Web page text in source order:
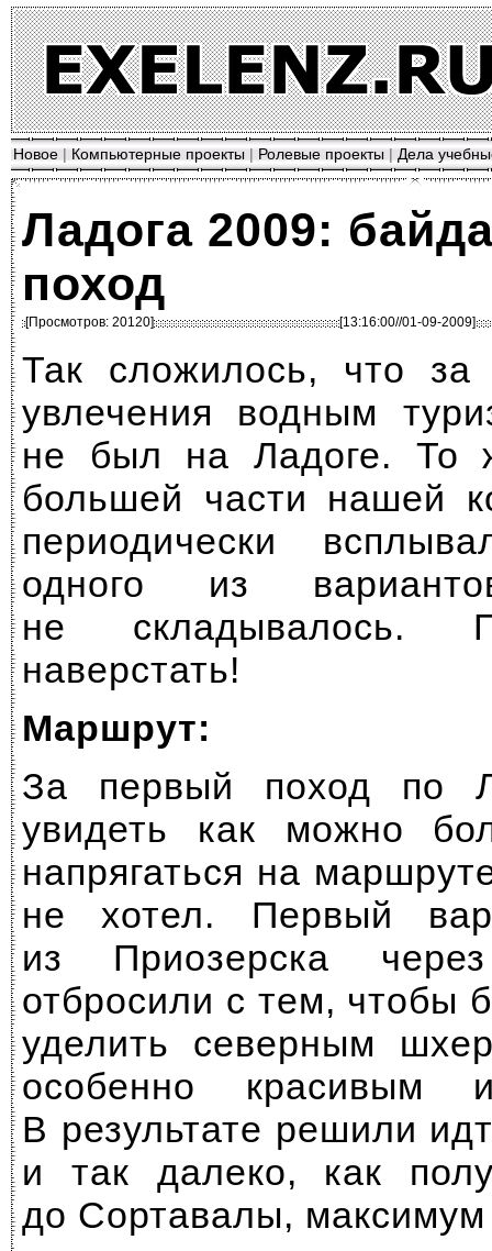
Новое | Компьютерные проекты | Ролевые проекты | Дела
Ладога 2009:
поход
[Просмотров: 20120] [13:16:00//01-09-2009]
Так сложилось, что за
увлечения водным
не был на Ладоге. То
большей части нашей
периодически
одного из
не складывалось.
наверстать!
Маршрут:
За первый поход по
увидеть как можно
напрягаться на
не хотел. Первый
из Приозерска
отбросили с тем, чтобы
уделить северным
особенно красивым
В результате решили
и так далеко, как
до Сортавалы,